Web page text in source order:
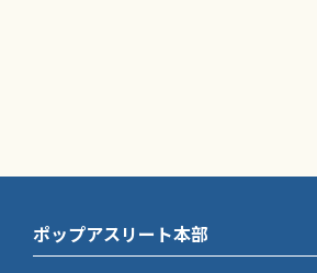
ポップアスリート本部